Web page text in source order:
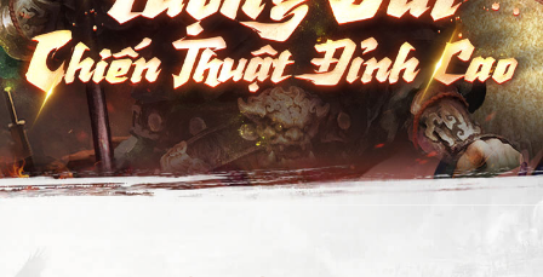
Điều Khoản